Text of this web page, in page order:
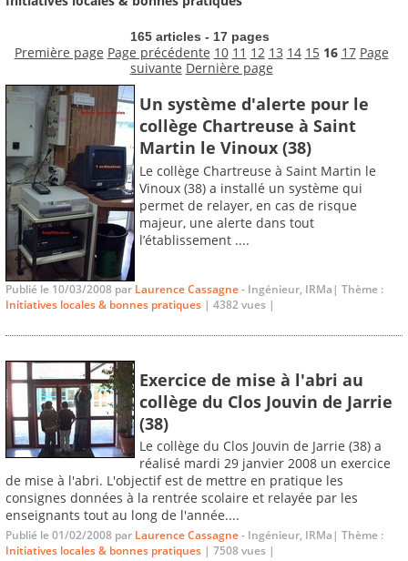
165 articles - 17 pages
Première page Page précédente 10 11 12 13 14 15 16 17 Page
suivante Dernière page
Un système d'alerte pour le
collège Chartreuse à Saint
Martin le Vinoux (38)
Le collège Chartreuse à Saint Martin le
Vinoux (38) a installé un système qui
permet de relayer, en cas de risque
majeur, une alerte dans tout
l’établissement ....
Publié le 10/03/2008 par Laurence Cassagne- Ingénieur, IRMa| Thème :
Initiatives locales & bonnes pratiques | 4382 vues |
Exercice de mise à l'abri au
collège du Clos Jouvin de Jarrie
(38)
Le collège du Clos Jouvin de Jarrie (38) a
réalisé mardi 29 janvier 2008 un exercice
de mise à l'abri. L'objectif est de mettre en pratique les
consignes données à la rentrée scolaire et relayée par les
enseignants tout au long de l'année....
Publié le 01/02/2008 par Laurence Cassagne- Ingénieur, IRMa| Thème :
Initiatives locales & bonnes pratiques | 7508 vues |